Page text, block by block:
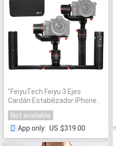
"FeiyuTech Feiyu 3 Ejes
Cardán Estabilizador iPhone
zhiyun"
Not available
App only: US $319.00